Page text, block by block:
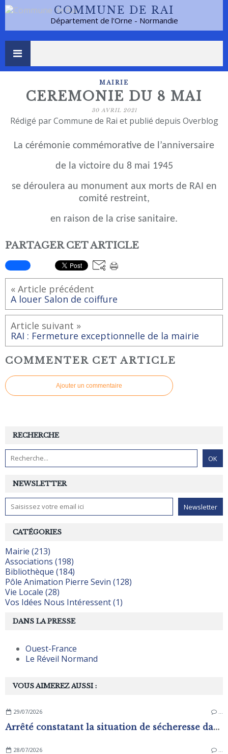
COMMUNE DE RAI
Département de l'Orne - Normandie
MAIRIE
CEREMONIE DU 8 MAI
30 AVRIL 2021
Rédigé par Commune de Rai et publié depuis Overblog
La cérémonie commémorative de l’anniversaire
de la victoire du 8 mai 1945
se déroulera au monument aux morts de RAI en
comité restreint,
en raison de la crise sanitaire.
PARTAGER CET ARTICLE
« Article précédent
A louer Salon de coiffure
Article suivant »
RAI : Fermeture exceptionnelle de la mairie
COMMENTER CET ARTICLE
Ajouter un commentaire
NEWSLETTER
RECHERCHE
VOUS AIMEREZ AUSSI :
29/07/2026 …
Arrêté constatant la situation de sécheresse dans les zones d'alerte du département de L'Orne
28/07/2026 …
CATÉGORIES
Mairie (213)
Associations (198)
Bibliothèque (184)
Pôle Animation Pierre Sevin (128)
Vie Locale (28)
Vos Idées Nous Intéressent (1)
DANS LA PRESSE
Ouest-France
Le Réveil Normand